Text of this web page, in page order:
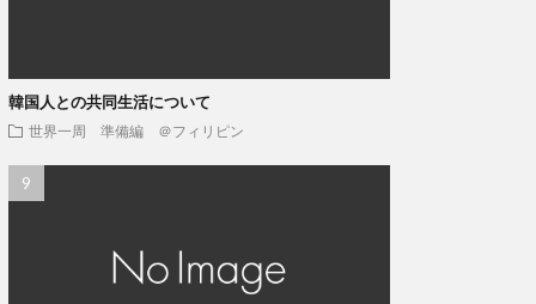
韓国人との共同生活について
世界一周 準備編 ＠フィリピン